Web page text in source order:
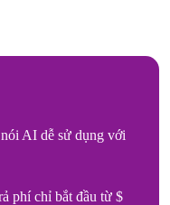
AI dễ sử dụng với
phí chỉ bắt đầu từ $